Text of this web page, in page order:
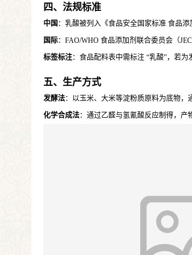
四、法规标准
中国 ：乳酸被列入《食品安全国家标准 食品
国际：FAO/WHO 食品添加剂联合委员会（
标签标注：食品配料表中需标注 “乳酸”，若为
五、生产方式
发酵法：以玉米、大米等淀粉质原料为底物，
化学合成法：通过乙醛与氢氰酸反应制得，产